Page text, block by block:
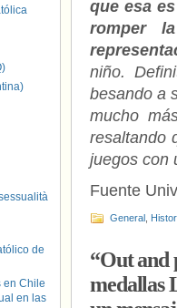
que esa
romper
niño.
besando a
mucho
resaltando
juegos con
Fuente
General
“Out and
medallas
de
en Chile
en las